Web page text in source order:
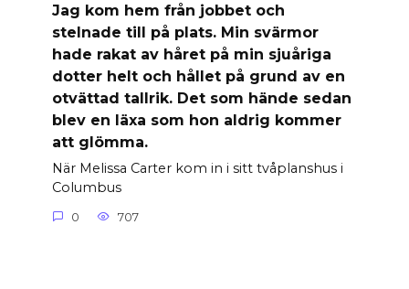
Jag kom hem från jobbet och
stelnade till på plats. Min svärmor
hade rakat av håret på min sjuåriga
dotter helt och hållet på grund av en
otvättad tallrik. Det som hände sedan
blev en läxa som hon aldrig kommer
att glömma.
När Melissa Carter kom in i sitt tvåplanshus i
Columbus
0 707